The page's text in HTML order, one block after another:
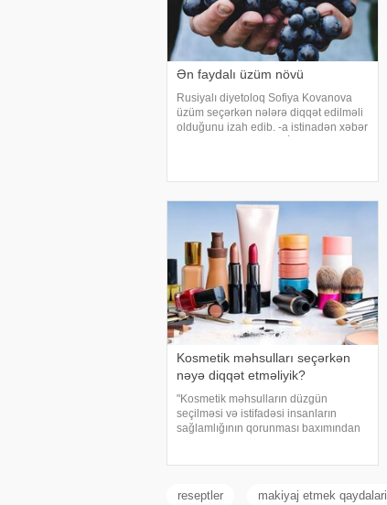
Ən faydalı üzüm növü
Rusiyalı diyetoloq Sofiya Kovanova
üzüm seçərkən nələrə diqqət edilməli
olduğunu izah edib. -a istinadən xəbər
sortlar
Kosmetik məhsulları seçərkən
nəyə diqqət etməliyik?
"Kosmetik məhsulların düzgün
seçilməsi və istifadəsi insanların
sağlamlığının qorunması baxımından
reseptler makiyaj etmek qaydalari